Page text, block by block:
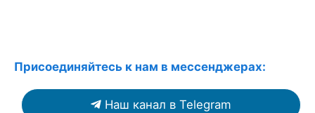
Присоединяйтесь к нам в мессенджерах:
Наш канал в Telegram